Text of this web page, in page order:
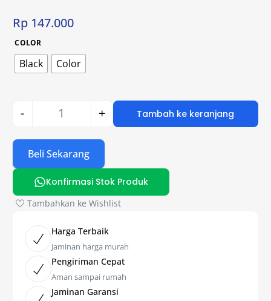
Rp 147.000
COLOR
Black Color
- + Tambah ke keranjang
Beli Sekarang
Konfirmasi Stok Produk
Tambahkan ke Wishlist
Harga Terbaik
Jaminan harga murah
Pengiriman Cepat
Aman sampai rumah
Jaminan Garansi